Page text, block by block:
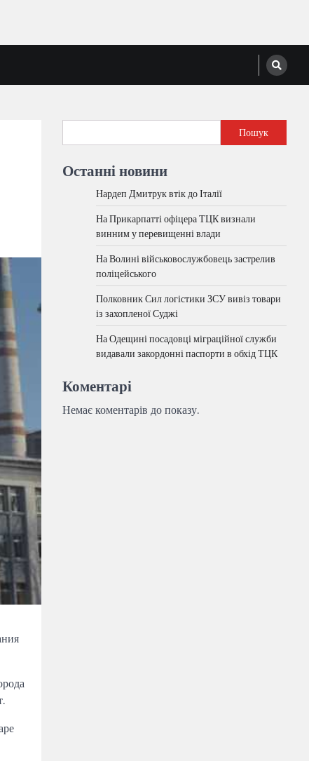
Пошук
Останні новини
Нардеп Дмитрук втік до Італії
На Прикарпатті офіцера ТЦК визнали
винним у перевищенні влади
На Волині військовослужбовець застрелив
поліцейського
Полковник Сил логістики ЗСУ вивіз товари
із захопленої Суджі
На Одещині посадовці міграційної служби
видавали закордонні паспорти в обхід ТЦК
Коментарі
Немає коментарів до показу.